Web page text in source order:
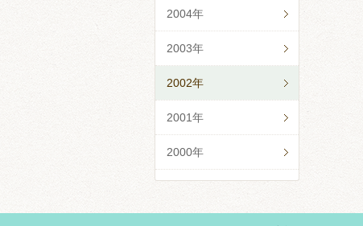
2004年
2003年
2002年
2001年
2000年